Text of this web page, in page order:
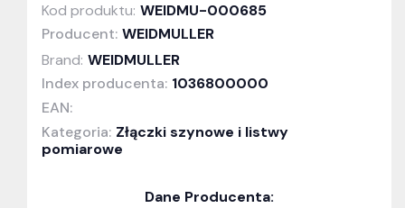
Kod produktu: WEIDMU-000685
Producent: WEIDMULLER
Brand: WEIDMULLER
Index producenta: 1036800000
EAN:
Kategoria: Złączki szynowe i listwy
pomiarowe
Dane Producenta: